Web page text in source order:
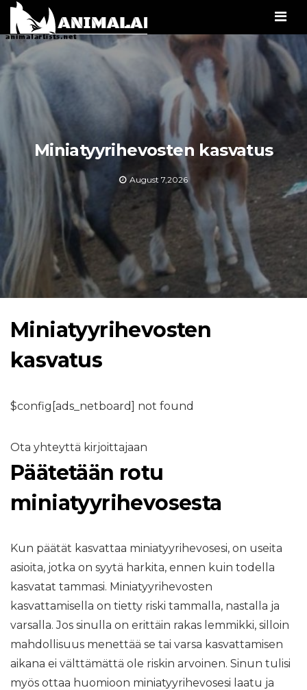
Miniatyyrihevosten kasvatus
August 7,2026
Miniatyyrihevosten
kasvatus
$config[ads_netboard] not found
Ota yhteyttä kirjoittajaan
Päätetään rotu
miniatyyrihevosesta
Kun päätät kasvattaa miniatyyrihevosesi, on useita
asioita, jotka on syytä harkita, ennen kuin todella
kasvatat tammasi. Miniatyyrihevosten
kasvattamisella on tietty riski tammalla, nastalla ja
varsalla. Jos sinulla on erittäin rakas lemmikki, silloin
mahdollisuus menettää se tai varsa kasvattamisen
aikana ei välttämättä ole riskin arvoinen. Sinun tulisi
myös ottaa huomioon miniatyyrihevosesi laatu ja